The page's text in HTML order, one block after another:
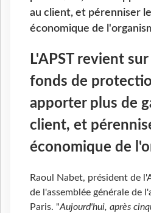
au client, et pérenniser
économique de
L'APST revient
fonds de
apporter plus de
client, et
économique de
Raoul Nabet, président de
de l'assemblée générale de
Paris. "Aujourd'hui, après